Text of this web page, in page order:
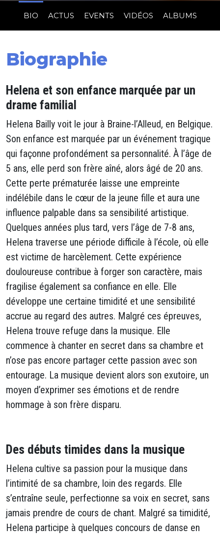
BIO ACTUS EVENTS VIDÉOS ALBUMS
Biographie
Helena et son enfance marquée par un
drame familial
Helena Bailly voit le jour à Braine-l’Alleud, en Belgique.
Son enfance est marquée par un événement tragique
qui façonne profondément sa personnalité. À l’âge de
5 ans, elle perd son frère aîné, alors âgé de 20 ans.
Cette perte prématurée laisse une empreinte
indélébile dans le cœur de la jeune fille et aura une
influence palpable dans sa sensibilité artistique.
Quelques années plus tard, vers l’âge de 7-8 ans,
Helena traverse une période difficile à l’école, où elle
est victime de harcèlement. Cette expérience
douloureuse contribue à forger son caractère, mais
fragilise également sa confiance en elle. Elle
développe une certaine timidité et une sensibilité
accrue au regard des autres. Malgré ces épreuves,
Helena trouve refuge dans la musique. Elle
commence à chanter en secret dans sa chambre et
n’ose pas encore partager cette passion avec son
entourage. La musique devient alors son exutoire, un
moyen d’exprimer ses émotions et de rendre
hommage à son frère disparu.
Des débuts timides dans la musique
Helena cultive sa passion pour la musique dans
l’intimité de sa chambre, loin des regards. Elle
s’entraîne seule, perfectionne sa voix en secret, sans
jamais prendre de cours de chant. Malgré sa timidité,
Helena participe à quelques concours de danse en